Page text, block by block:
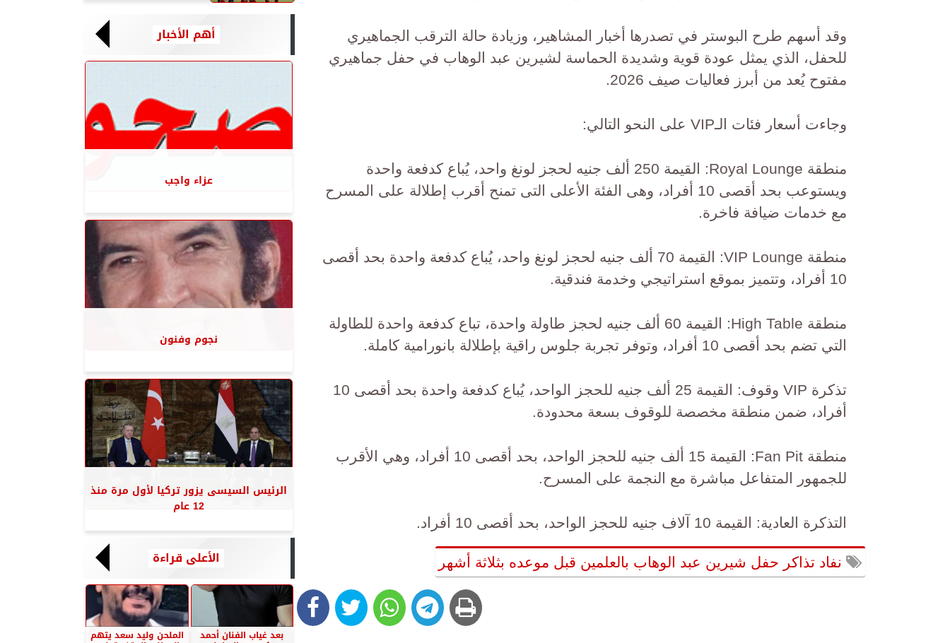
وقد أسهم طرح البوستر في تصدرها أخبار المشاهير، وزيادة حالة الترقب الجماهيري
للحفل، الذي يمثل عودة قوية وشديدة الحماسة لشيرين عبد الوهاب في حفل جماهيري
مفتوح يُعد من أبرز فعاليات صيف 2026.
وجاءت أسعار فئات الـVIP على النحو التالي:
منطقة Royal Lounge: القيمة 250 ألف جنيه لحجز لونغ واحد، يُباع كدفعة واحدة
ويستوعب بحد أقصى 10 أفراد، وهى الفئة الأعلى التى تمنح أقرب إطلالة على المسرح
مع خدمات ضيافة فاخرة.
منطقة VIP Lounge: القيمة 70 ألف جنيه لحجز لونغ واحد، يُباع كدفعة واحدة بحد أقصى
10 أفراد، وتتميز بموقع استراتيجي وخدمة فندقية.
منطقة High Table: القيمة 60 ألف جنيه لحجز طاولة واحدة، تباع كدفعة واحدة للطاولة
التي تضم بحد أقصى 10 أفراد، وتوفر تجربة جلوس راقية بإطلالة بانورامية كاملة.
تذكرة VIP وقوف: القيمة 25 ألف جنيه للحجز الواحد، يُباع كدفعة واحدة بحد أقصى 10
أفراد، ضمن منطقة مخصصة للوقوف بسعة محدودة.
منطقة Fan Pit: القيمة 15 ألف جنيه للحجز الواحد، بحد أقصى 10 أفراد، وهي الأقرب
للجمهور المتفاعل مباشرة مع النجمة على المسرح.
التذكرة العادية: القيمة 10 آلاف جنيه للحجز الواحد، بحد أقصى 10 أفراد.
نفاد تذاكر حفل شيرين عبد الوهاب بالعلمين قبل موعده بثلاثة أشهر
أهم الأخبار
عزاء واجب
نجوم وفنون
الرئيس السيسى يزور تركيا لأول مرة منذ
12 عام
الأعلى قراءة
بعد غياب الفنان أحمد الملحن وليد سعد يتهم